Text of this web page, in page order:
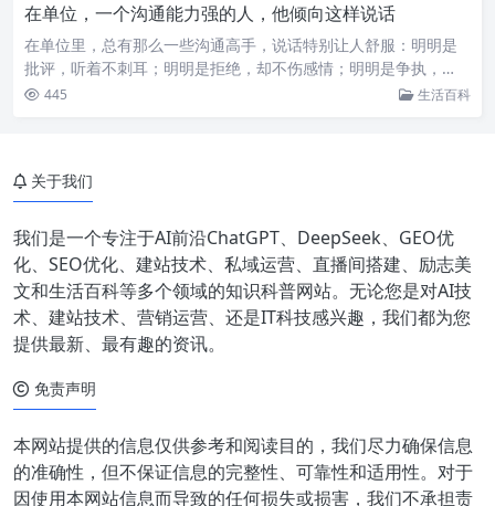
在单位，一个沟通能力强的人，他倾向这样说话
在单位里，总有那么一些沟通高手，说话特别让人舒服：明明是
批评，听着不刺耳；明明是拒绝，却不伤感情；明明是争执，…
445 生活百科
关于我们
我们是一个专注于AI前沿ChatGPT、DeepSeek、GEO优
化、SEO优化、建站技术、私域运营、直播间搭建、励志美
文和生活百科等多个领域的知识科普网站。无论您是对AI技
术、建站技术、营销运营、还是IT科技感兴趣，我们都为您
提供最新、最有趣的资讯。
免责声明
本网站提供的信息仅供参考和阅读目的，我们尽力确保信息
的准确性，但不保证信息的完整性、可靠性和适用性。对于
因使用本网站信息而导致的任何损失或损害，我们不承担责